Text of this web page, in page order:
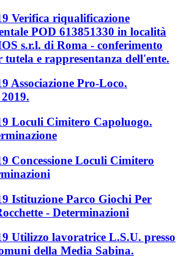
Verifica riqualificazione
POD 613851330 in località
s.r.l. di Roma - conferimento
tutela e rappresentanza dell'ente.
Associazione Pro-Loco.
Loculi Cimitero Capoluogo.
Concessione Loculi Cimitero
Istituzione Parco Giochi Per
- Determinazioni
Utilizzo lavoratrice L.S.U. presso
della Media Sabina.